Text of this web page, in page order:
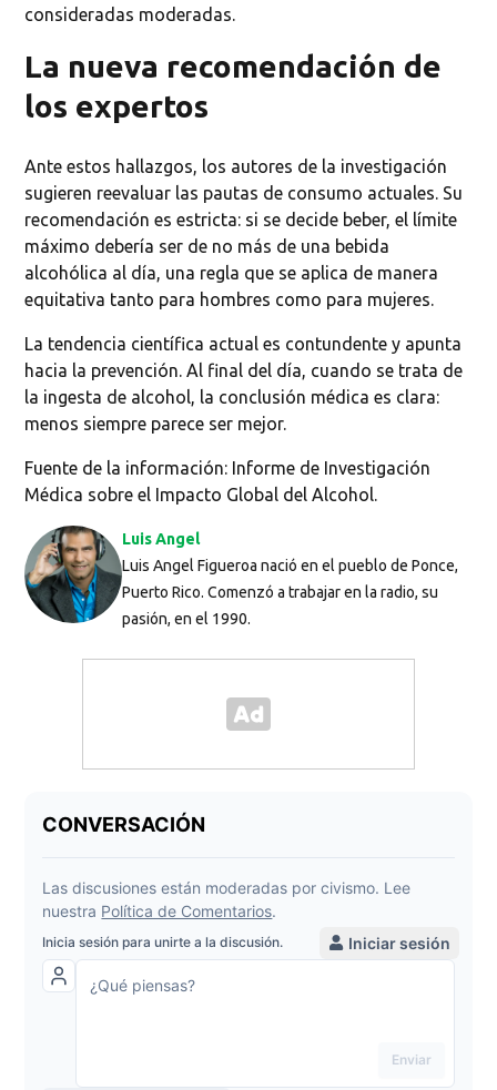
consideradas moderadas.
La nueva recomendación de
los expertos
Ante estos hallazgos, los autores de la investigación
sugieren reevaluar las pautas de consumo actuales. Su
recomendación es estricta: si se decide beber, el límite
máximo debería ser de no más de una bebida
alcohólica al día, una regla que se aplica de manera
equitativa tanto para hombres como para mujeres.
La tendencia científica actual es contundente y apunta
hacia la prevención. Al final del día, cuando se trata de
la ingesta de alcohol, la conclusión médica es clara:
menos siempre parece ser mejor.
Fuente de la información: Informe de Investigación
Médica sobre el Impacto Global del Alcohol.
Luis Angel
Luis Angel Figueroa nació en el pueblo de Ponce,
Puerto Rico. Comenzó a trabajar en la radio, su
pasión, en el 1990.